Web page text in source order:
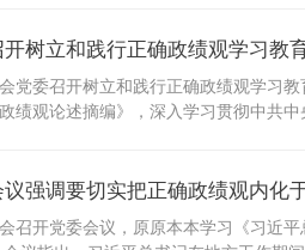
面存在的问题，高质量抓好乱象专项
现更大担当。 会议指出，实体经济是
树立和践行正确政绩观学习
党委召开树立和践行正确政绩观学习
绩观论述摘编》，深入学习贯彻中共
重要遵循。要深刻把握“政绩为谁而树
局，多做打基础、利长远的实事，以
强调要切实把正确政绩观内化
召开党委会议，原原本本学习《习近